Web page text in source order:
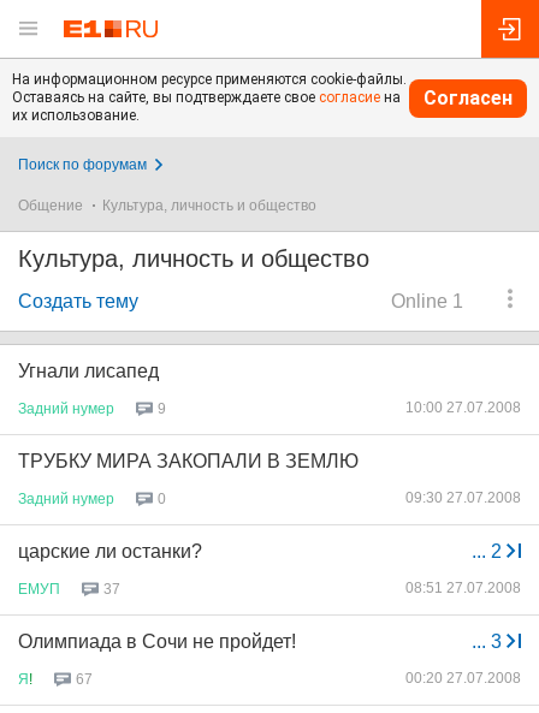
На информационном ресурсе применяются cookie-файлы.
Оставаясь на сайте, вы подтверждаете свое согласие на
их использование.
Согласен
Поиск по форумам
Общение Культура, личность и общество
Культура, личность и общество
Online 1
Создать тему
Угнали лисапед
Задний нумер 9 10:00 27.07.2008
ТРУБКУ МИРА ЗАКОПАЛИ В ЗЕМЛЮ
Задний нумер 0 09:30 27.07.2008
... 2
царские ли останки?
ЕМУП 37 08:51 27.07.2008
... 3
Олимпиада в Сочи не пройдет!
Я! 67 00:20 27.07.2008